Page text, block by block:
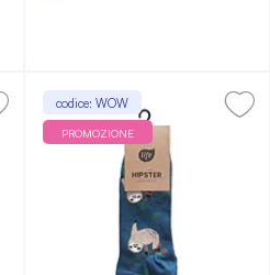
codice: WOW
PROMOZIONE